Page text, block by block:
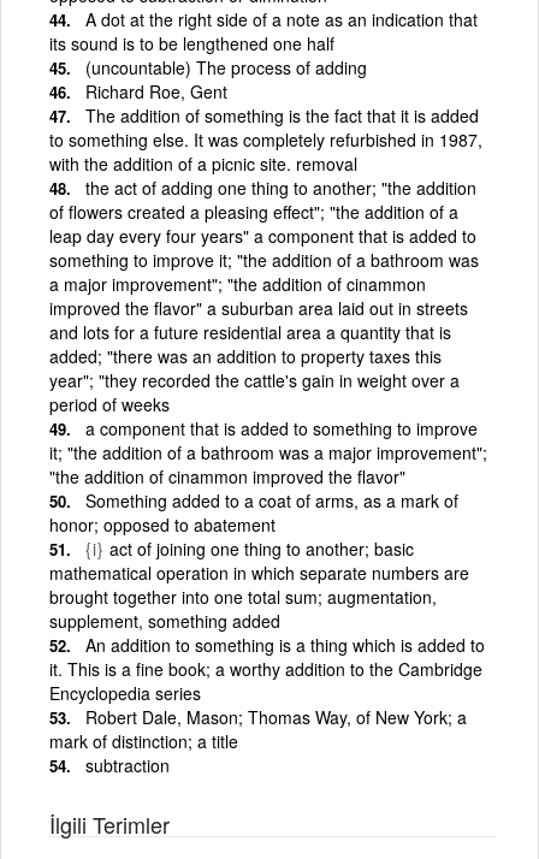
A dot at the right side of a note as an indication that
its sound is to be lengthened one half
(uncountable) The process of adding
Richard Roe, Gent
The addition of something is the fact that it is added
to something else. It was completely refurbished in 1987,
with the addition of a picnic site. removal
the act of adding one thing to another; "the addition
of flowers created a pleasing effect"; "the addition of a
leap day every four years" a component that is added to
something to improve it; "the addition of a bathroom was
a major improvement"; "the addition of cinammon
improved the flavor" a suburban area laid out in streets
and lots for a future residential area a quantity that is
added; "there was an addition to property taxes this
year"; "they recorded the cattle's gain in weight over a
period of weeks
a component that is added to something to improve
it; "the addition of a bathroom was a major improvement";
"the addition of cinammon improved the flavor"
Something added to a coat of arms, as a mark of
honor; opposed to abatement
{i} act of joining one thing to another; basic
mathematical operation in which separate numbers are
brought together into one total sum; augmentation,
supplement, something added
An addition to something is a thing which is added to
it. This is a fine book; a worthy addition to the Cambridge
Encyclopedia series
Robert Dale, Mason; Thomas Way, of New York; a
mark of distinction; a title
subtraction
İlgili Terimler